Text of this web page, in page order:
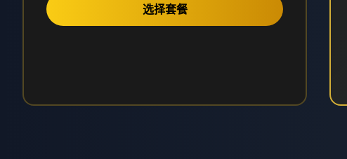
选择套餐